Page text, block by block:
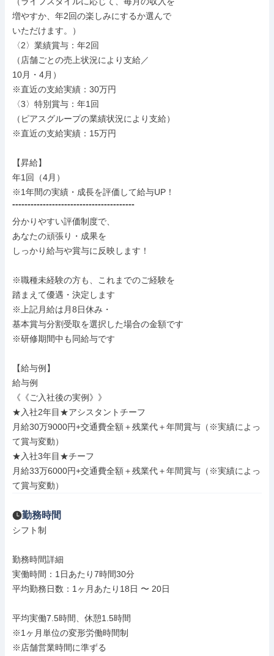
増やすか、年2回の楽しみにするか選んで
いただけます。）
〈2〉業績賞与：年2回
（店舗ごとの売上状況により支給／
10月・4月）
※直近の支給実績：30万円
〈3〉特別賞与：年1回
（ピアスグループの業績状況により支給）
※直近の支給実績：15万円
【昇給】
年1回（4月）
※1年間の実績・成長を評価して給与UP！
⁼⁼⁼⁼⁼⁼⁼⁼⁼⁼⁼⁼⁼⁼⁼⁼⁼⁼⁼⁼⁼⁼⁼⁼⁼⁼⁼⁼⁼⁼⁼⁼⁼⁼⁼⁼⁼⁼⁼⁼
分かりやすい評価制度で、
あなたの頑張り・成果を
しっかり給与や賞与に反映します！
※職種未経験の方も、これまでのご経験を
踏まえて優遇・決定します
※上記月給は月8日休み・
基本賞与分割受取を選択した場合の金額です
※研修期間中も同給与です
【給与例】
給与例
《《ご入社後の実例》》
★入社2年目★アシスタントチーフ
月給30万9000円+交通費全額＋残業代＋年間賞与（※実績によっ
て賞与変動）
★入社3年目★チーフ
月給33万6000円+交通費全額＋残業代＋年間賞与（※実績によっ
て賞与変動）
勤務時間
シフト制
勤務時間詳細
実働時間：1日あたり7時間30分
平均勤務日数：1ヶ月あたり18日 〜 20日
平均実働7.5時間、休憩1.5時間
※1ヶ月単位の変形労働時間制
※店舗営業時間に準ずる